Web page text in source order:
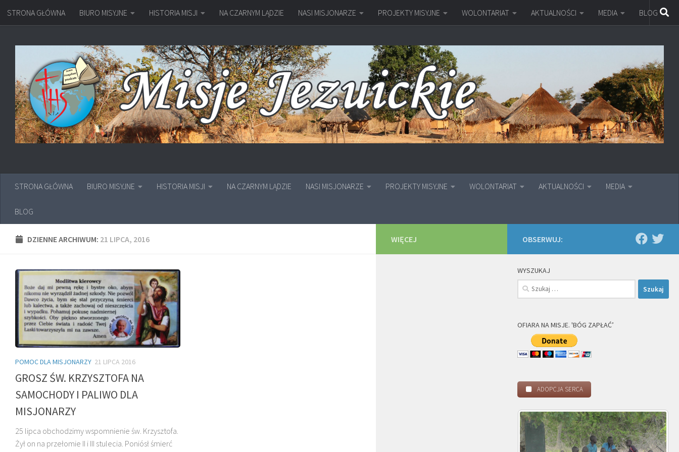
Przejdź do treści
STRONA GŁÓWNA BIURO MISYJNE HISTORIA MISJI NA CZARNYM LĄDZIE NASI MISJONARZE PROJEKTY MISYJNE WOLONTARIAT AKTUALNOŚCI MEDIA BLOG
STRONA GŁÓWNA BIURO MISYJNE HISTORIA MISJI NA CZARNYM LĄDZIE NASI MISJONARZE PROJEKTY MISYJNE WOLONTARIAT AKTUALNOŚCI MEDIA
BLOG
DZIENNE ARCHIWUM: 21 LIPCA, 2016
POMOC DLA MISJONARZY 21 LIPCA 2016
GROSZ ŚW. KRZYSZTOFA NA
SAMOCHODY I PALIWO DLA
MISJONARZY
25 lipca obchodzimy wspomnienie św. Krzysztofa.
Żył on na przełomie II i III stulecia. Poniósł śmierć
OBSERWUJ:
WYSZUKAJ
Szukaj:
OFIARA NA MISJE. 'BÓG ZAPŁAĆ’
ADOPCJA SERCA
WIĘCEJ